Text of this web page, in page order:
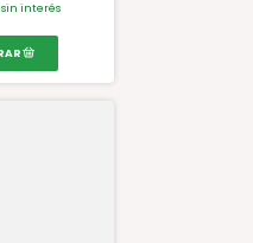
sin interés